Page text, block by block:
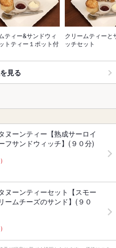
ティー&サンドウィ
トティー１ポット付
クリームティーと
ッチセット
見る
ヌーンティー【熟成サーロイ
フサンドウィッチ】(９０分)
ヌーンティーセット【スモー
ームチーズのサンド】(９０